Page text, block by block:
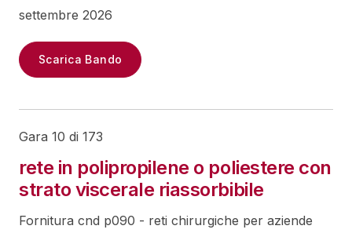
settembre 2026
Scarica Bando
Gara 10 di 173
rete in polipropilene o poliestere con
strato viscerale riassorbibile
Fornitura cnd p090 - reti chirurgiche per aziende